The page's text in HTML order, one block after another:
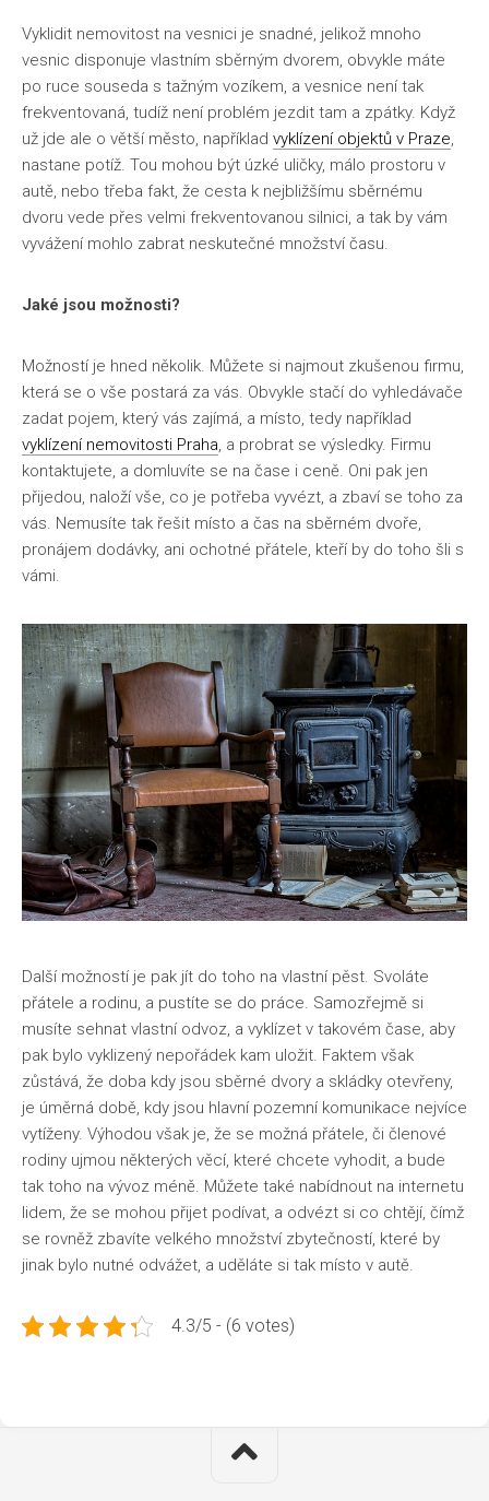
Vyklidit nemovitost na vesnici je snadné, jelikož mnoho
vesnic disponuje vlastním sběrným dvorem, obvykle máte
po ruce souseda s tažným vozíkem, a vesnice není tak
frekventovaná, tudíž není problém jezdit tam a zpátky. Když
už jde ale o větší město, například vyklízení objektů v Praze,
nastane potíž. Tou mohou být úzké uličky, málo prostoru v
autě, nebo třeba fakt, že cesta k nejbližšímu sběrnému
dvoru vede přes velmi frekventovanou silnici, a tak by vám
vyvážení mohlo zabrat neskutečné množství času.
Jaké jsou možnosti?
Možností je hned několik. Můžete si najmout zkušenou firmu,
která se o vše postará za vás. Obvykle stačí do vyhledávače
zadat pojem, který vás zajímá, a místo, tedy například
vyklízení nemovitosti Praha, a probrat se výsledky. Firmu
kontaktujete, a domluvíte se na čase i ceně. Oni pak jen
přijedou, naloží vše, co je potřeba vyvézt, a zbaví se toho za
vás. Nemusíte tak řešit místo a čas na sběrném dvoře,
pronájem dodávky, ani ochotné přátele, kteří by do toho šli s
vámi.
Další možností je pak jít do toho na vlastní pěst. Svoláte
přátele a rodinu, a pustíte se do práce. Samozřejmě si
musíte sehnat vlastní odvoz, a vyklízet v takovém čase, aby
pak bylo vyklizený nepořádek kam uložit. Faktem však
zůstává, že doba kdy jsou sběrné dvory a skládky otevřeny,
je úměrná době, kdy jsou hlavní pozemní komunikace nejvíce
vytíženy. Výhodou však je, že se možná přátele, či členové
rodiny ujmou některých věcí, které chcete vyhodit, a bude
tak toho na vývoz méně. Můžete také nabídnout na internetu
lidem, že se mohou přijet podívat, a odvézt si co chtějí, čímž
se rovněž zbavíte velkého množství zbytečností, které by
jinak bylo nutné odvážet, a uděláte si tak místo v autě.
4.3/5 - (6 votes)